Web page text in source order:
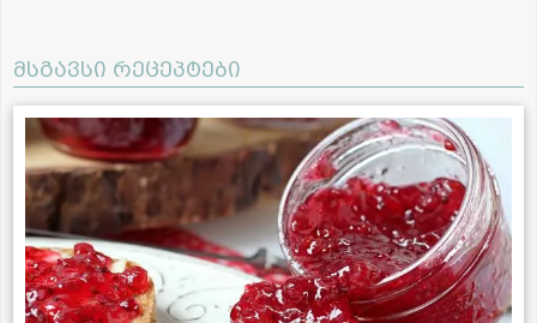
მსგავსი რეცეპტები